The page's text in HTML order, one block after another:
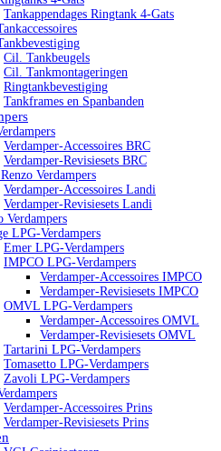
Tankappendages Ringtank 4-Gats
Cil. Tankbeugels
Cil. Tankmontageringen
Ringtankbevestiging
Tankframes en Spanbanden
Verdamper-Accessoires BRC
Verdamper-Revisiesets BRC
Verdampers
Verdamper-Accessoires Landi
Verdamper-Revisiesets Landi
Verdampers
LPG-Verdampers
Emer LPG-Verdampers
IMPCO LPG-Verdampers
Verdamper-Accessoires IMPCO
Verdamper-Revisiesets IMPCO
OMVL LPG-Verdampers
Verdamper-Accessoires OMVL
Verdamper-Revisiesets OMVL
Tartarini LPG-Verdampers
Tomasetto LPG-Verdampers
Zavoli LPG-Verdampers
Verdamper-Accessoires Prins
Verdamper-Revisiesets Prins